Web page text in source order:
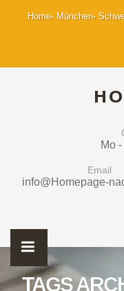
Home München
Mo
Email
info@Homepage-
TAGS